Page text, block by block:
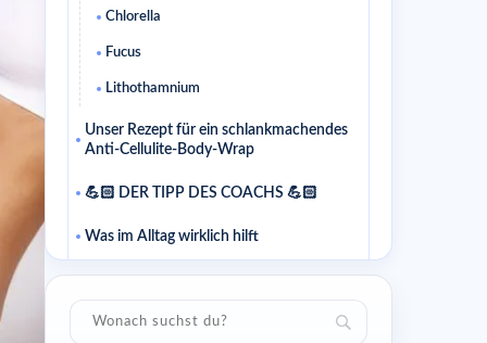
Chlorella
Fucus
Lithothamnium
Unser Rezept für ein schlankmachendes
Anti-Cellulite-Body-Wrap
💪🏻 DER TIPP DES COACHS 💪🏻
Was im Alltag wirklich hilft
Einfach anfangen: so geht’s
Häufige Fragen